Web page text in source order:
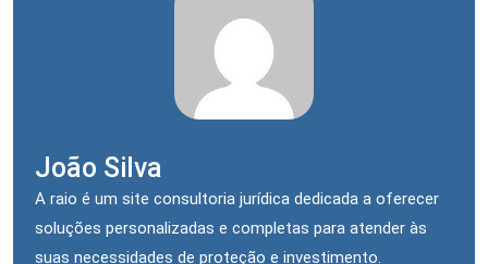
João Silva
A raio é um site consultoria jurídica dedicada a oferecer
soluções personalizadas e completas para atender às
suas necessidades de proteção e investimento.